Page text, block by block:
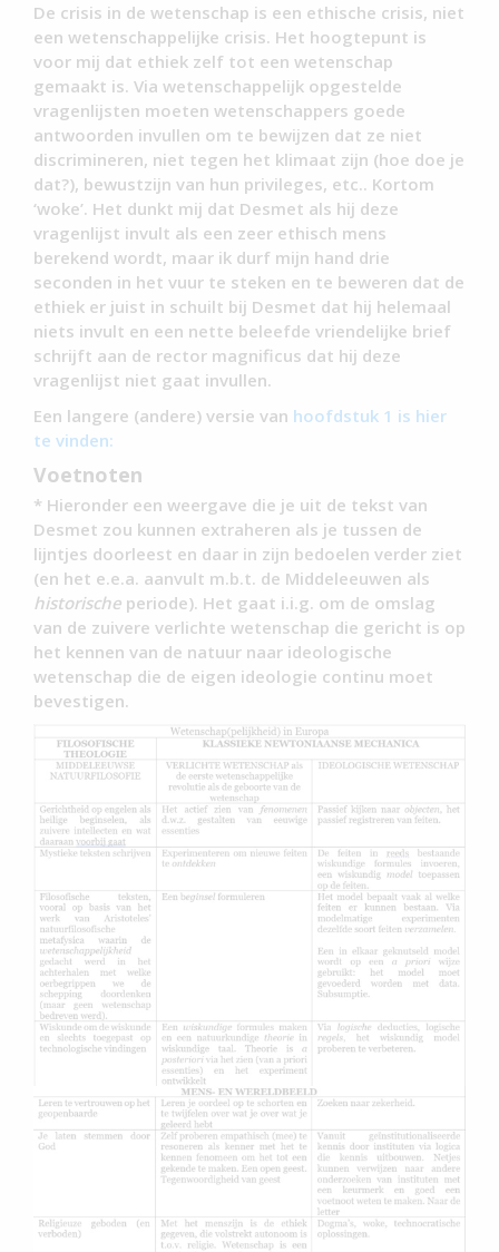
De crisis in de wetenschap is een ethische crisis, niet
een wetenschappelijke crisis. Het hoogtepunt is
voor mij dat ethiek zelf tot een wetenschap
gemaakt is. Via wetenschappelijk opgestelde
vragenlijsten moeten wetenschappers goede
antwoorden invullen om te bewijzen dat ze niet
discrimineren, niet tegen het klimaat zijn (hoe doe je
dat?), bewustzijn van hun privileges, etc.. Kortom
‘woke’. Het dunkt mij dat Desmet als hij deze
vragenlijst invult als een zeer ethisch mens
berekend wordt, maar ik durf mijn hand drie
seconden in het vuur te steken en te beweren dat de
ethiek er juist in schuilt bij Desmet dat hij helemaal
niets invult en een nette beleefde vriendelijke brief
schrijft aan de rector magnificus dat hij deze
vragenlijst niet gaat invullen.
Een langere (andere) versie van hoofdstuk 1 is hier
te vinden:
Voetnoten
* Hieronder een weergave die je uit de tekst van
Desmet zou kunnen extraheren als je tussen de
lijntjes doorleest en daar in zijn bedoelen verder ziet
(en het e.e.a. aanvult m.b.t. de Middeleeuwen als
historische periode). Het gaat i.i.g. om de omslag
van de zuivere verlichte wetenschap die gericht is op
het kennen van de natuur naar ideologische
wetenschap die de eigen ideologie continu moet
bevestigen.